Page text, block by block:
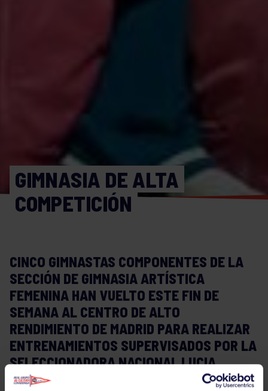
GIMNASIA DE ALTA
COMPETICIÓN
CINCO GIMNASTAS COMPONENTES DE LA
SECCIÓN DE GIMNASIA ARTÍSTICA
FEMENINA HAN VUELTO ESTE FIN DE
SEMANA AL CENTRO DE ALTO
RENDIMIENTO DE MADRID PARA REALIZAR
ENTRENAMIENTOS SUPERVISADOS POR LA
SELECCIONADORA NACIONAL LUCIA
GUISADO.